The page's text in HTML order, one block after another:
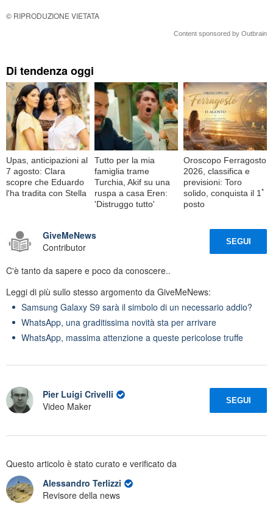
© RIPRODUZIONE VIETATA
Content sponsored by Outbrain
Di tendenza oggi
Upas, anticipazioni al
7 agosto: Clara
scopre che Eduardo
l'ha tradita con Stella
Tutto per la mia
famiglia trame
Turchia, Akif su una
ruspa a casa Eren:
'Distruggo tutto'
Oroscopo Ferragosto
2026, classifica e
previsioni: Toro
solido, conquista il 1ﾟ
posto
GiveMeNews
Contributor
SEGUI
C'è tanto da sapere e poco da conoscere..
Leggi di più sullo stesso argomento da GiveMeNews:
Samsung Galaxy S9 sarà il simbolo di un necessario addio?
WhatsApp, una graditissima novità sta per arrivare
WhatsApp, massima attenzione a queste pericolose truffe
Pier Luigi Crivelli
Video Maker
SEGUI
Questo articolo è stato curato e verificato da
Alessandro Terlizzi
Revisore della news